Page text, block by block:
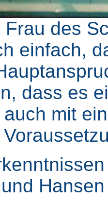
des
einfach,
dass es
mit